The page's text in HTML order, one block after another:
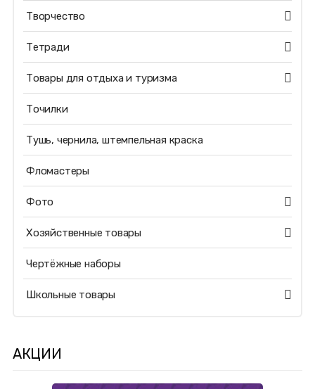
Творчество
Тетради
Товары для отдыха и туризма
Точилки
Тушь, чернила, штемпельная краска
Фломастеры
Фото
Хозяйственные товары
Чертёжные наборы
Школьные товары
АКЦИИ